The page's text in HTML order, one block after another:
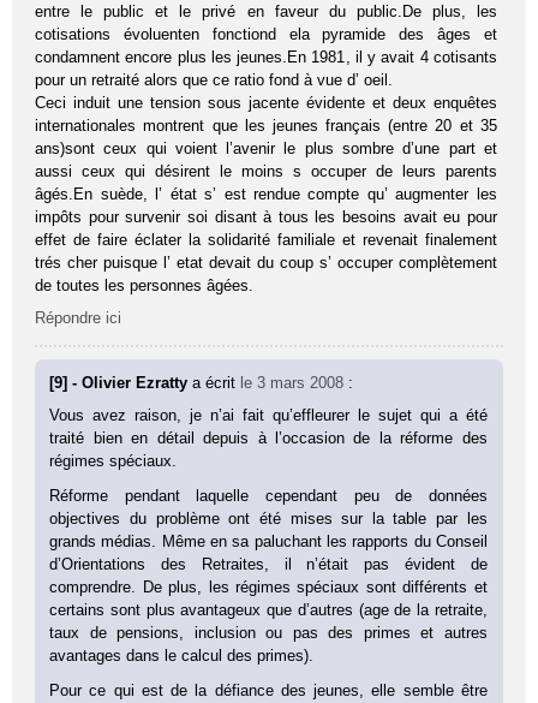
entre le public et le privé en faveur du public.De plus, les
cotisations évoluenten fonctiond ela pyramide des âges et
condamnent encore plus les jeunes.En 1981, il y avait 4 cotisants
pour un retraité alors que ce ratio fond à vue d’ oeil.
Ceci induit une tension sous jacente évidente et deux enquêtes
internationales montrent que les jeunes français (entre 20 et 35
ans)sont ceux qui voient l’avenir le plus sombre d’une part et
aussi ceux qui désirent le moins s occuper de leurs parents
âgés.En suède, l’ état s’ est rendue compte qu’ augmenter les
impôts pour survenir soi disant à tous les besoins avait eu pour
effet de faire éclater la solidarité familiale et revenait finalement
trés cher puisque l’ etat devait du coup s’ occuper complètement
de toutes les personnes âgées.
Répondre ici
[9] - Olivier Ezrattya écrit le 3 mars 2008 :
Vous avez raison, je n’ai fait qu’effleurer le sujet qui a été
traité bien en détail depuis à l’occasion de la réforme des
régimes spéciaux.
Réforme pendant laquelle cependant peu de données
objectives du problème ont été mises sur la table par les
grands médias. Même en sa paluchant les rapports du Conseil
d’Orientations des Retraites, il n’était pas évident de
comprendre. De plus, les régimes spéciaux sont différents et
certains sont plus avantageux que d’autres (age de la retraite,
taux de pensions, inclusion ou pas des primes et autres
avantages dans le calcul des primes).
Pour ce qui est de la défiance des jeunes, elle semble être